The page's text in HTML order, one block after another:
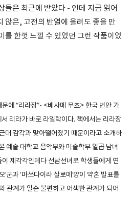
들은 최근에 받았다 - 인데 지금 읽어
않은, 고전의 반열에 올려도 좋을 만
를 한껏 느낄 수 있었던 그런 작품이었
에 “리라장”- <베사메 무초> 한국 번안 가
서 리라가 바로 라일락이다. 책에서는 리라장
대 감각과 맞아떨어졌기 때문이라고 소개하
예술 대학교 음악부와 미술학부 일곱 남녀
제각각인데다 선남선녀로 학생들에게 연
’군과 ‘마쓰다이라 살로메’양이 약혼 발표를
관계가 일순 불편하고 어색한 관계가 되어